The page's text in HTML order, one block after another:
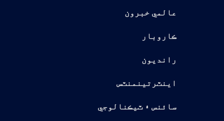
عالمي خبرون
ڪاروبار
رانديون
اينٽرتينمنٽس
سائنس ۽ ٽيڪنالوجي